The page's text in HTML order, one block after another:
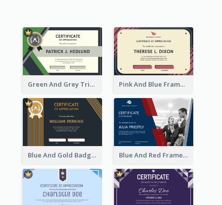
Green And Grey Triangles With Badge Certificate Pink And Blue Frame Company Certificate
Blue And Gold Badge Appreciation Certificate Blue And Red Frame With Photo Certificate